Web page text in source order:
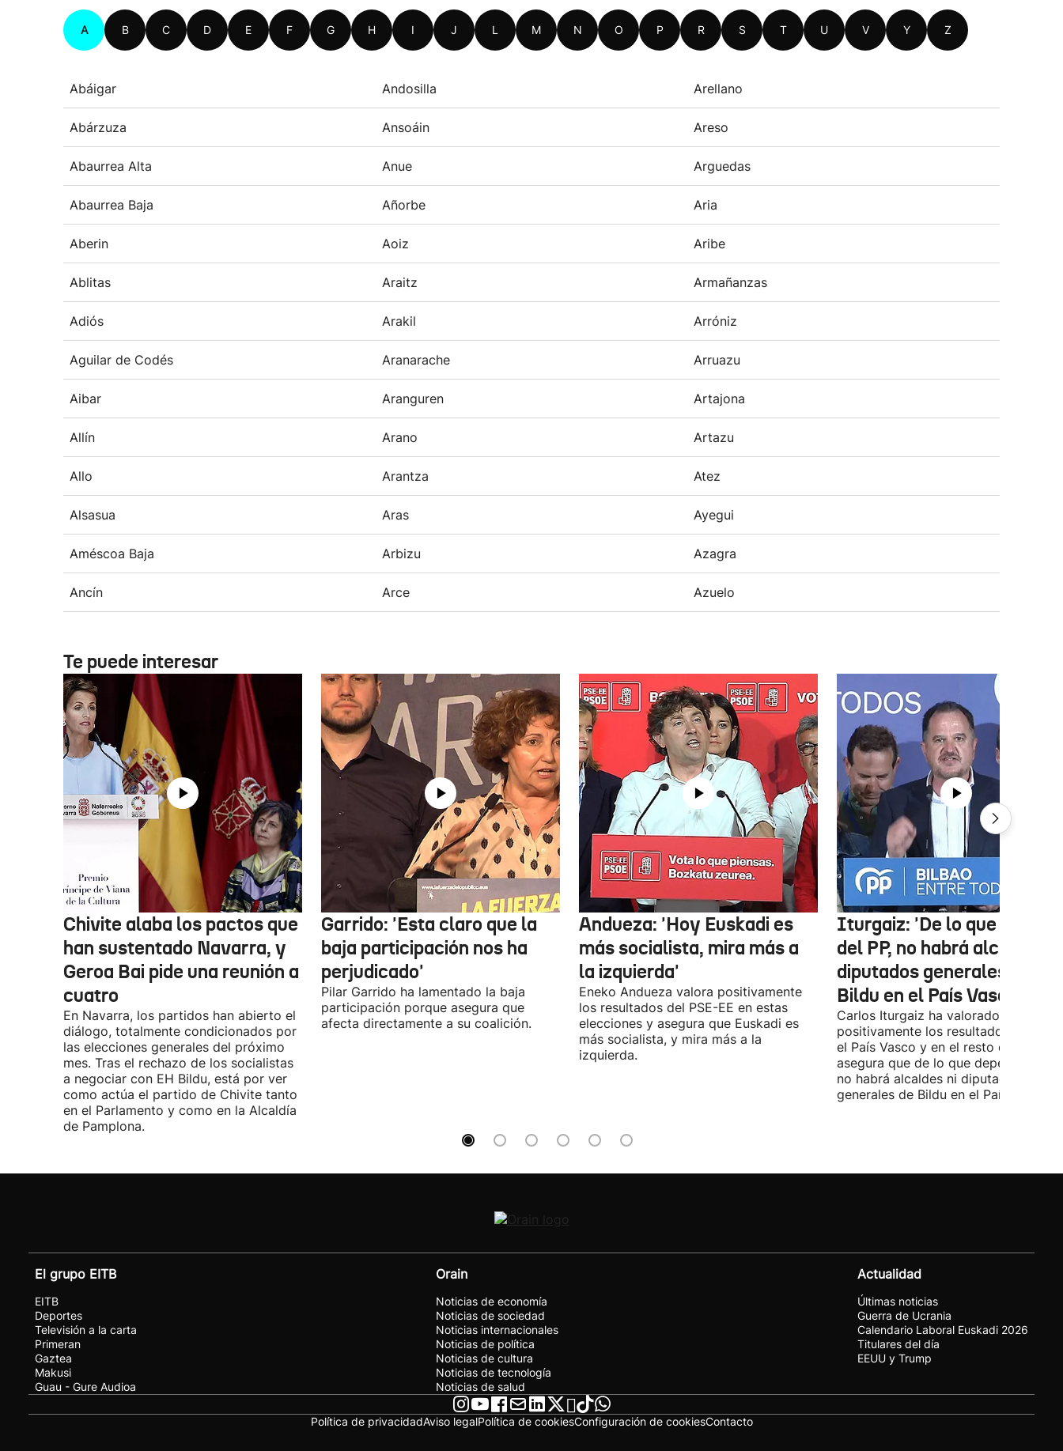
A B C D E F G H I J L M N O P R S T U V Y Z
Abáigar Andosilla Arellano
Abárzuza Ansoáin Areso
Abaurrea Alta Anue Arguedas
Abaurrea Baja Añorbe Aria
Aberin Aoiz Aribe
Ablitas Araitz Armañanzas
Adiós Arakil Arróniz
Aguilar de Codés Aranarache Arruazu
Aibar Aranguren Artajona
Allín Arano Artazu
Allo Arantza Atez
Alsasua Aras Ayegui
Améscoa Baja Arbizu Azagra
Ancín Arce Azuelo
Te puede interesar
Chivite alaba los pactos que
han sustentado Navarra, y
Geroa Bai pide una reunión a
cuatro
En Navarra, los partidos han abierto el
diálogo, totalmente condicionados por
las elecciones generales del próximo
mes. Tras el rechazo de los socialistas
a negociar con EH Bildu, está por ver
como actúa el partido de Chivite tanto
en el Parlamento y como en la Alcaldía
de Pamplona.
Garrido: 'Esta claro que la
baja participación nos ha
perjudicado'
Pilar Garrido ha lamentado la baja
participación porque asegura que
afecta directamente a su coalición.
Andueza: 'Hoy Euskadi es
más socialista, mira más a
la izquierda'
Eneko Andueza valora positivamente
los resultados del PSE-EE en estas
elecciones y asegura que Euskadi es
más socialista, y mira más a la
izquierda.
Iturgaiz: 'De lo que
del PP, no habrá alcaldes ni
diputados generales de
Bildu en el País Vasco'
Carlos Iturgaiz ha valorado
positivamente los resultados del PP
el País Vasco y en el resto de
asegura que de lo que dependa del
no habrá alcaldes ni diputados
generales de Bildu en el País Vasco.
El grupo EITB
EITB
Deportes
Televisión a la carta
Primeran
Gaztea
Makusi
Guau - Gure Audioa
Orain
Noticias de economía
Noticias de sociedad
Noticias internacionales
Noticias de política
Noticias de cultura
Noticias de tecnología
Noticias de salud
Actualidad
Últimas noticias
Guerra de Ucrania
Calendario Laboral Euskadi 2026
Titulares del día
EEUU y Trump
Política de privacidadAviso legalPolítica de cookiesConfiguración de cookiesContacto